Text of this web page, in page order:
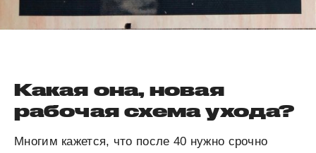
Какая она, новая
рабочая схема ухода?
Многим кажется, что после 40 нужно срочно